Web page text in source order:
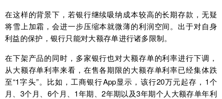
在这样的背景下，若银行继续吸纳成本较高的长期存款，无疑
将雪上加霜，会进一步压缩本就微薄的利润空间。出于对自身
利益的保护，银行只能对大额存单进行诸多限制。
在下架产品的同时，多家银行也对大额存单的利率进行下调，
从大额存单利率来看，在售各期限的大额存单利率已经集体跌
至“1字头”。比如，工商银行App显示，该行20万元起存，1个
月、3个月、6个月、1年期、2年期以及3年期个人大额存单年利